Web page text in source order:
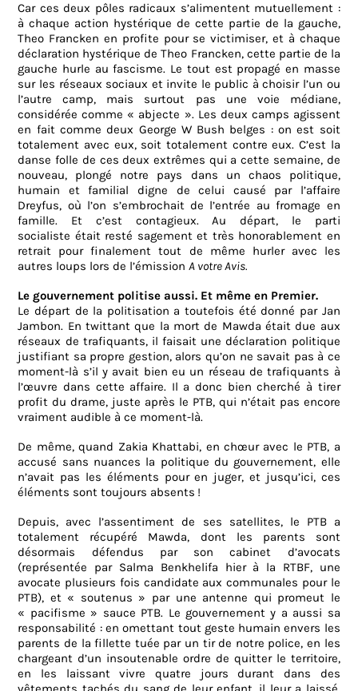
Car ces deux pôles radicaux s’alimentent mutuellement :
à chaque action hystérique de cette partie de la gauche,
Theo Francken en profite pour se victimiser, et à chaque
déclaration hystérique de Theo Francken, cette partie de la
gauche hurle au fascisme. Le tout est propagé en masse
sur les réseaux sociaux et invite le public à choisir l’un ou
l’autre camp, mais surtout pas une voie médiane,
considérée comme « abjecte ». Les deux camps agissent
en fait comme deux George W Bush belges : on est soit
totalement avec eux, soit totalement contre eux. C’est la
danse folle de ces deux extrêmes qui a cette semaine, de
nouveau, plongé notre pays dans un chaos politique,
humain et familial digne de celui causé par l’affaire
Dreyfus, où l’on s’embrochait de l’entrée au fromage en
famille. Et c’est contagieux. Au départ, le parti
socialiste était resté sagement et très honorablement en
retrait pour finalement tout de même hurler avec les
autres loups lors de l’émissionA votre Avis.
Le gouvernement politise aussi. Et même en Premier.
Le départ de la politisation a toutefois été donné par Jan
Jambon. En twittant que la mort de Mawda était due aux
réseaux de trafiquants, il faisait une déclaration politique
justifiant sa propre gestion, alors qu’on ne savait pas à ce
moment-là s’il y avait bien eu un réseau de trafiquants à
l’œuvre dans cette affaire. Il a donc bien cherché à tirer
profit du drame, juste après le PTB, qui n’était pas encore
vraiment audible à ce moment-là.
De même, quand Zakia Khattabi, en chœur avec le PTB, a
accusé sans nuances la politique du gouvernement, elle
n’avait pas les éléments pour en juger, et jusqu’ici, ces
éléments sont toujours absents !
Depuis, avec l’assentiment de ses satellites, le PTB a
totalement récupéré Mawda, dont les parents sont
désormais défendus par son cabinet d’avocats
(représentée par Salma Benkhelifa hier à la RTBF, une
avocate plusieurs fois candidate aux communales pour le
PTB), et « soutenus » par une antenne qui promeut le
« pacifisme » sauce PTB. Le gouvernement y a aussi sa
responsabilité : en omettant tout geste humain envers les
parents de la fillette tuée par un tir de notre police, en les
chargeant d’un insoutenable ordre de quitter le territoire,
en les laissant vivre quatre jours durant dans des